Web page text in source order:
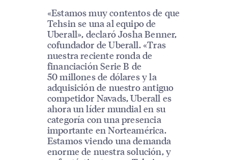
«Estamos muy contentos de que
Tehsin se una al equipo de
Uberall», declaró Josha Benner,
cofundador de Uberall. «Tras
nuestra reciente ronda de
financiación Serie B de
50 millones de dólares y la
adquisición de nuestro antiguo
competidor Navads, Uberall es
ahora un líder mundial en su
categoría con una presencia
importante en Norteamérica.
Estamos viendo una demanda
enorme de nuestra solución, y